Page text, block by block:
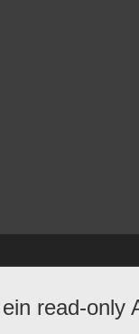
read-only